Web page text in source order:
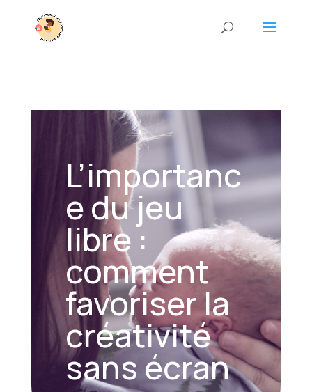
L’importanc
e du jeu
libre :
comment
favoriser la
créativité
sans écran